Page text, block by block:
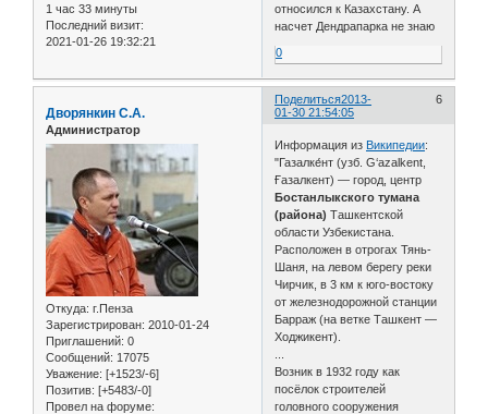
1 час 33 минуты
Последний визит:
2021-01-26 19:32:21
относился к Казахстану. А
насчет Дендрапарка не знаю
0
Поделиться 6
2013-
01-30 21:54:05
Дворянкин С.А.
Администратор
Откуда: г.Пенза
Зарегистрирован: 2010-01-24
Приглашений: 0
Сообщений: 17075
Уважение: [+1523/-6]
Позитив: [+5483/-0]
Провел на форуме:
Информация из Википедии:
"Газалке́нт (узб. G‘azalkent,
Ғазалкент) — город, центр
Бостанлыкского тумана
(района) Ташкентской
области Узбекистана.
Расположен в отрогах Тянь-
Шаня, на левом берегу реки
Чирчик, в 3 км к юго-востоку
от железнодорожной станции
Барраж (на ветке Ташкент —
Ходжикент).
Возник в 1932 году как
посёлок строителей
головного сооружения